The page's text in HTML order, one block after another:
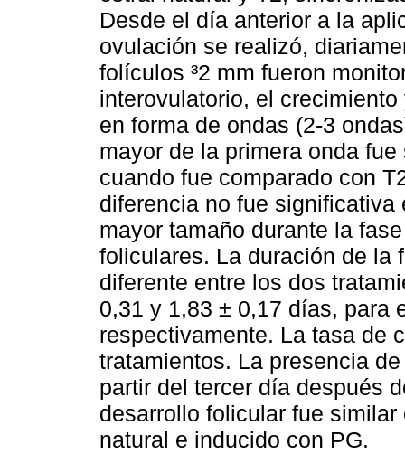
Desde el día anterior a la
ovulación se realizó,
folículos ³2 mm fueron
interovulatorio, el
en forma de ondas (2-3
mayor de la primera onda
cuando fue comparado con
diferencia no fue
mayor tamaño durante la
foliculares. La duración de la
diferente entre los dos
0,31 y 1,83 ± 0,17 días, para
respectivamente. La tasa de
tratamientos. La presencia
partir del tercer día después
desarrollo folicular fue
natural e inducido con PG.